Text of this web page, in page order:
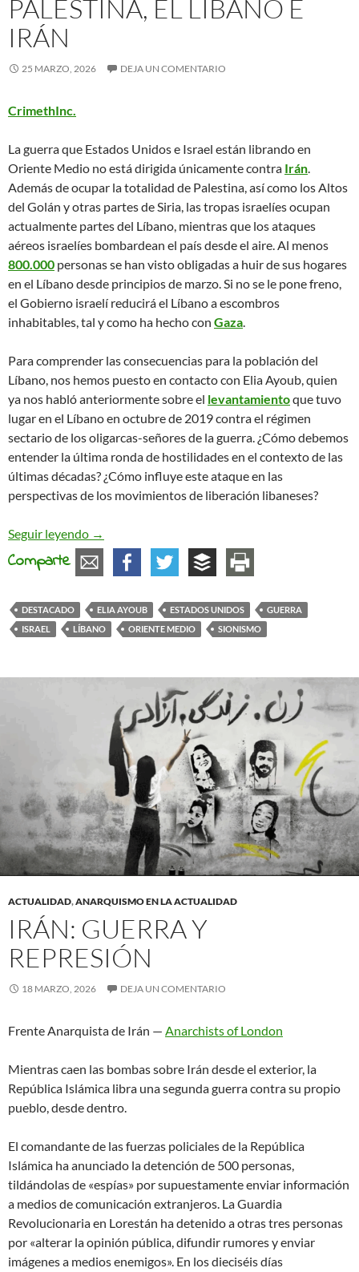
PALESTINA, EL LÍBANO E
IRÁN
25 MARZO, 2026 DEJA UN COMENTARIO
CrimethInc.
La guerra que Estados Unidos e Israel están librando en
Oriente Medio no está dirigida únicamente contra Irán.
Además de ocupar la totalidad de Palestina, así como los Altos
del Golán y otras partes de Siria, las tropas israelíes ocupan
actualmente partes del Líbano, mientras que los ataques
aéreos israelíes bombardean el país desde el aire. Al menos
800.000 personas se han visto obligadas a huir de sus hogares
en el Líbano desde principios de marzo. Si no se le pone freno,
el Gobierno israelí reducirá el Líbano a escombros
inhabitables, tal y como ha hecho con Gaza.
Para comprender las consecuencias para la población del
Líbano, nos hemos puesto en contacto con Elia Ayoub, quien
ya nos habló anteriormente sobre el levantamientoque tuvo
lugar en el Líbano en octubre de 2019 contra el régimen
sectario de los oligarcas-señores de la guerra. ¿Cómo debemos
entender la última ronda de hostilidades en el contexto de las
últimas décadas? ¿Cómo influye este ataque en las
perspectivas de los movimientos de liberación libaneses?
Seguir leyendo «La historia se repite», una perspectiva
→
Comparte
DESTACADO ELIA AYOUB ESTADOS UNIDOS
GUERRA
ISRAEL
LÍBANO ORIENTE MEDIO SIONISMO
ACTUALIDAD,ANARQUISMO EN LA ACTUALIDAD
IRÁN: GUERRA Y
REPRESIÓN
18 MARZO, 2026 DEJA UN COMENTARIO
Frente Anarquista de Irán — Anarchists of London
Mientras caen las bombas sobre Irán desde el exterior, la
República Islámica libra una segunda guerra contra su propio
pueblo, desde dentro.
El comandante de las fuerzas policiales de la República
Islámica ha anunciado la detención de 500 personas,
tildándolas de «espías» por supuestamente enviar información
a medios de comunicación extranjeros. La Guardia
Revolucionaria en Lorestán ha detenido a otras tres personas
por «alterar la opinión pública, difundir rumores y enviar
imágenes a medios enemigos». En los dieciséis días